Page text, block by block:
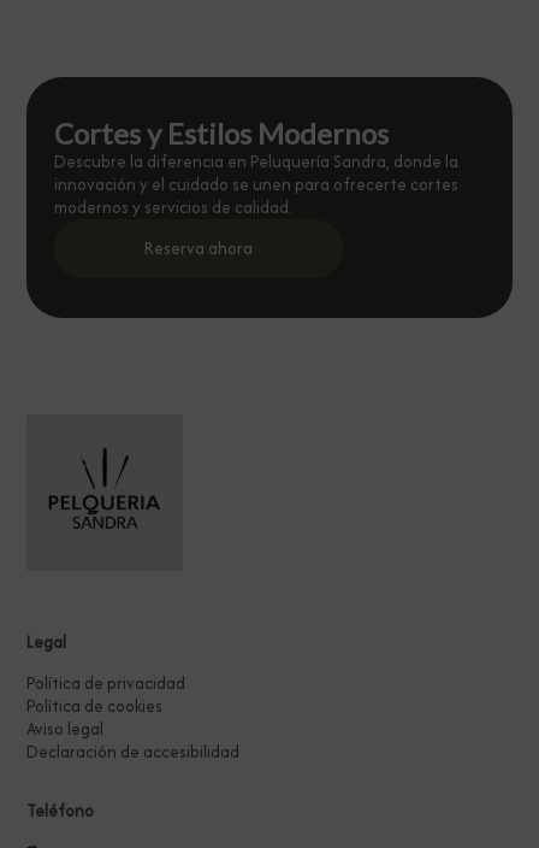
Cortes y Estilos Modernos
Descubre la diferencia en Peluquería Sandra, donde la
innovación y el cuidado se unen para ofrecerte cortes
modernos y servicios de calidad.
Reserva ahora
Legal
Política de privacidad
Política de cookies
Aviso legal
Declaración de accesibilidad
Teléfono